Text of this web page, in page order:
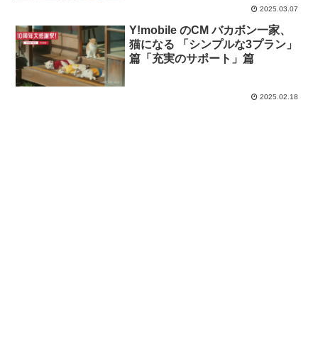
2025.03.07
Y!mobile のCM バカボン一家、
猫になる 「シンプルな3プラン」
篇「充実のサポート」篇
2025.02.18